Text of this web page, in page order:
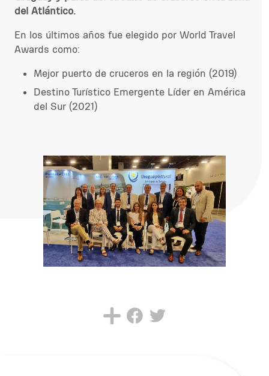
del Atlántico.
En los últimos años fue elegido por World Travel
Awards como:
Mejor puerto de cruceros en la región (2019)
Destino Turístico Emergente Líder en América
del Sur (2021)